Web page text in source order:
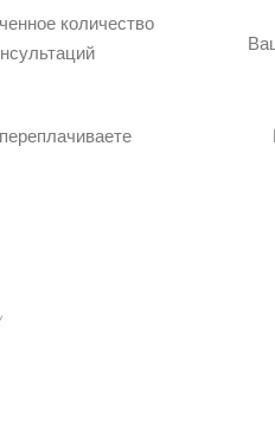
количество